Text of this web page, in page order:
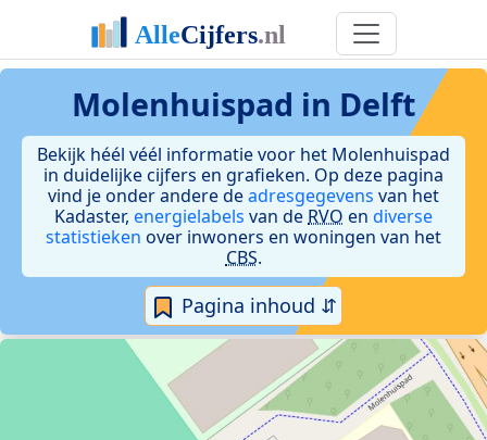
Molenhuispad in Delft
Bekijk héél véél informatie voor het Molenhuispad
in duidelijke cijfers en grafieken. Op deze pagina
vind je onder andere deadresgegevens van het
Kadaster, energielabels van de RVO en diverse
statistieken over inwoners en woningen van het
CBS.
Pagina inhoud ⇵